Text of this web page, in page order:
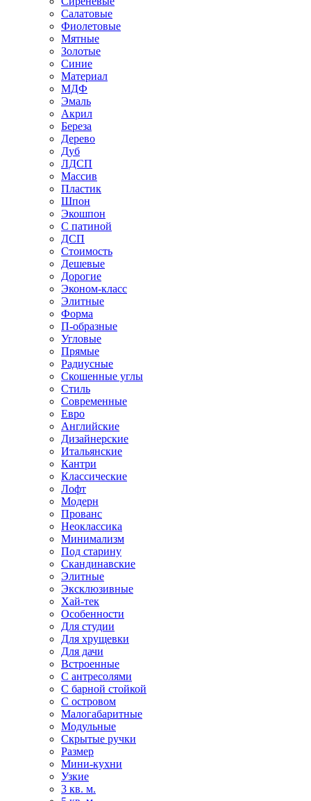
Салатовые
Фиолетовые
Мятные
Золотые
Синие
Материал
МДФ
Эмаль
Акрил
Береза
Дерево
Дуб
ЛДСП
Массив
Пластик
Шпон
Экошпон
С патиной
ДСП
Стоимость
Дешевые
Дорогие
Эконом-класс
Элитные
Форма
П-образные
Угловые
Прямые
Радиусные
Скошенные углы
Стиль
Современные
Евро
Английские
Дизайнерские
Итальянские
Кантри
Классические
Лофт
Модерн
Прованс
Неоклассика
Минимализм
Под старину
Скандинавские
Элитные
Эксклюзивные
Хай-тек
Особенности
Для студии
Для хрущевки
Для дачи
Встроенные
С антресолями
С барной стойкой
С островом
Малогабаритные
Модульные
Скрытые ручки
Размер
Мини-кухни
Узкие
3 кв. м.